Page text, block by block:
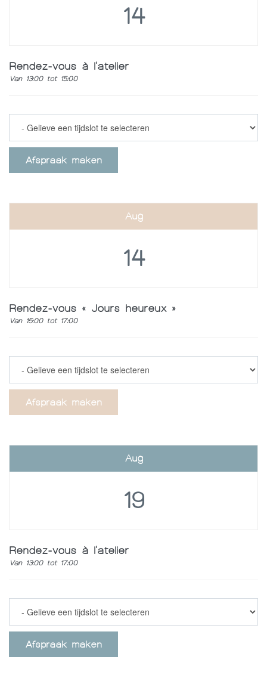
14
Rendez-vous à l'atelier
Van 13:00 tot 15:00
Afspraak maken
Aug
14
Rendez-vous « Jours heureux »
Van 15:00 tot 17:00
Afspraak maken
Aug
19
Rendez-vous à l'atelier
Van 13:00 tot 17:00
Afspraak maken